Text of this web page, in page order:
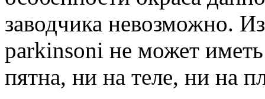
заводчика невозможно.
parkinsoni не может
пятна, ни на теле, ни на